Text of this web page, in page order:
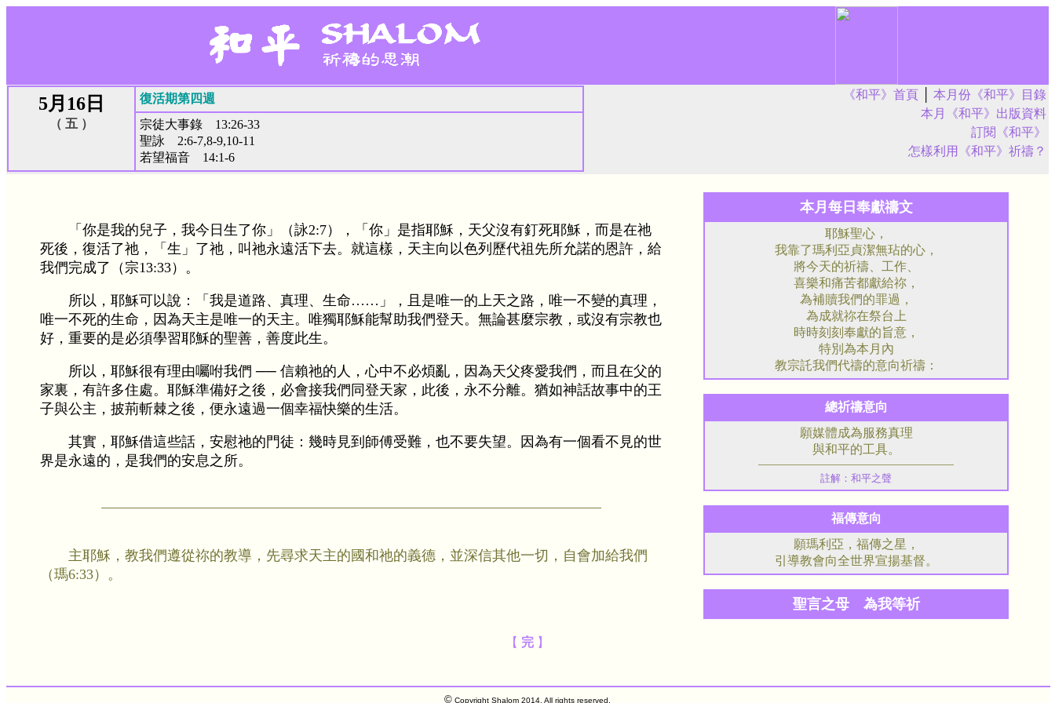
5月16日
（ 五 ）
復活期第四週
宗徒大事錄 13:26-33
聖詠 2:6-7,8-9,10-11
若望福音 14:1-6
《和平》首頁
本月份《和平》目錄
本月《和平》出版資料
訂閱《和平》
怎樣利用《和平》祈禱？
「你是我的兒子，我今日生了你」（詠2:7），「你」是指耶穌，天父沒有釘死耶穌，而是在祂
死後，復活了祂，「生」了祂，叫祂永遠活下去。就這樣，天主向以色列歷代祖先所允諾的恩許，給
我們完成了（宗13:33）。
所以，耶穌可以說：「我是道路、真理、生命……」，且是唯一的上天之路，唯一不變的真理，
唯一不死的生命，因為天主是唯一的天主。唯獨耶穌能幫助我們登天。無論甚麼宗教，或沒有宗教也
好，重要的是必須學習耶穌的聖善，善度此生。
所以，耶穌很有理由囑咐我們 ── 信賴祂的人，心中不必煩亂，因為天父疼愛我們，而且在父的
家裏，有許多住處。耶穌準備好之後，必會接我們同登天家，此後，永不分離。猶如神話故事中的王
子與公主，披荊斬棘之後，便永遠過一個幸福快樂的生活。
其實，耶穌借這些話，安慰祂的門徒：幾時見到師傅受難，也不要失望。因為有一個看不見的世
界是永遠的，是我們的安息之所。
主耶穌，教我們遵從祢的教導，先尋求天主的國和祂的義德，並深信其他一切，自會加給我們
（瑪6:33）。
本月每日奉獻禱文
耶穌聖心，
我靠了瑪利亞貞潔無玷的心，
將今天的祈禱、工作、
喜樂和痛苦都獻給祢，
為補贖我們的罪過，
為成就祢在祭台上
時時刻刻奉獻的旨意，
特別為本月內
教宗託我們代禱的意向祈禱：
總祈禱意向
願媒體成為服務真理
與和平的工具。
註解：和平之聲
福傳意向
願瑪利亞，福傳之星，
引導教會向全世界宣揚基督。
聖言之母 為我等祈
【 完 】
© Copyright Shalom 2014. All rights reserved.